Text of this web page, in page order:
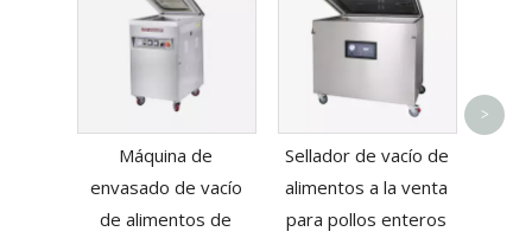
Máquina de
envasado de vacío
de alimentos de
Sellador de vacío de
alimentos a la venta
para pollos enteros
>